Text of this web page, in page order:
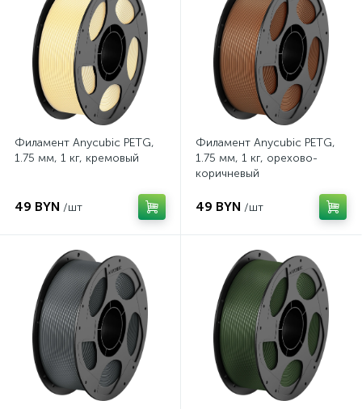
Филамент Anycubic PETG,
1.75 мм, 1 кг, кремовый
49 BYN /шт
Филамент Anycubic PETG,
1.75 мм, 1 кг, орехово-
коричневый
49 BYN /шт